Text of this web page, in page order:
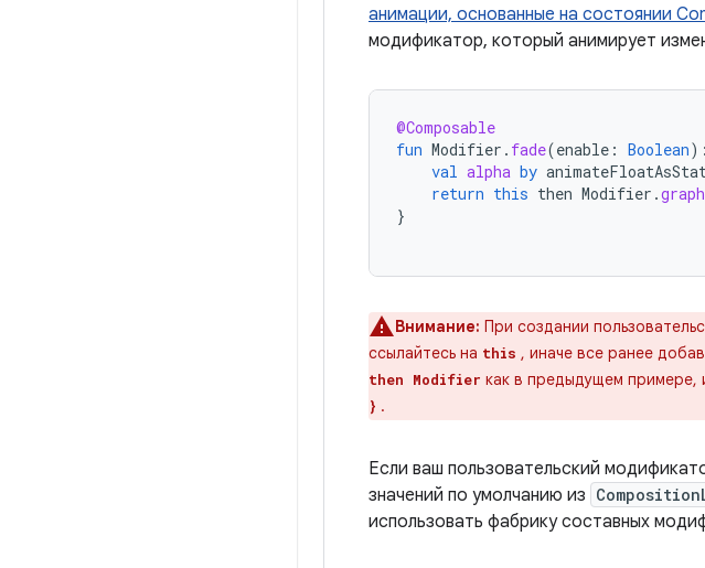
анимации, основанные на состоянии
модификатор, который анимирует
@Composable
fun Modifier . fade(enable : Boolean):
val alpha by
return this then Modifier .
}
Внимание: При создании
ссылайтесь на this , иначе все ранее
then Modifier как в предыдущем примере,
} .
Если ваш пользовательский
значений по умолчанию из
использовать фабрику составных